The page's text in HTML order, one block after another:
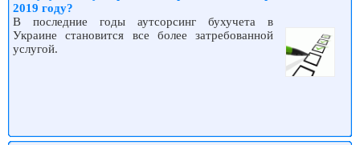
2019 году?
В последние годы аутсорсинг бухучета в
Украине становится все более затребованной
услугой.